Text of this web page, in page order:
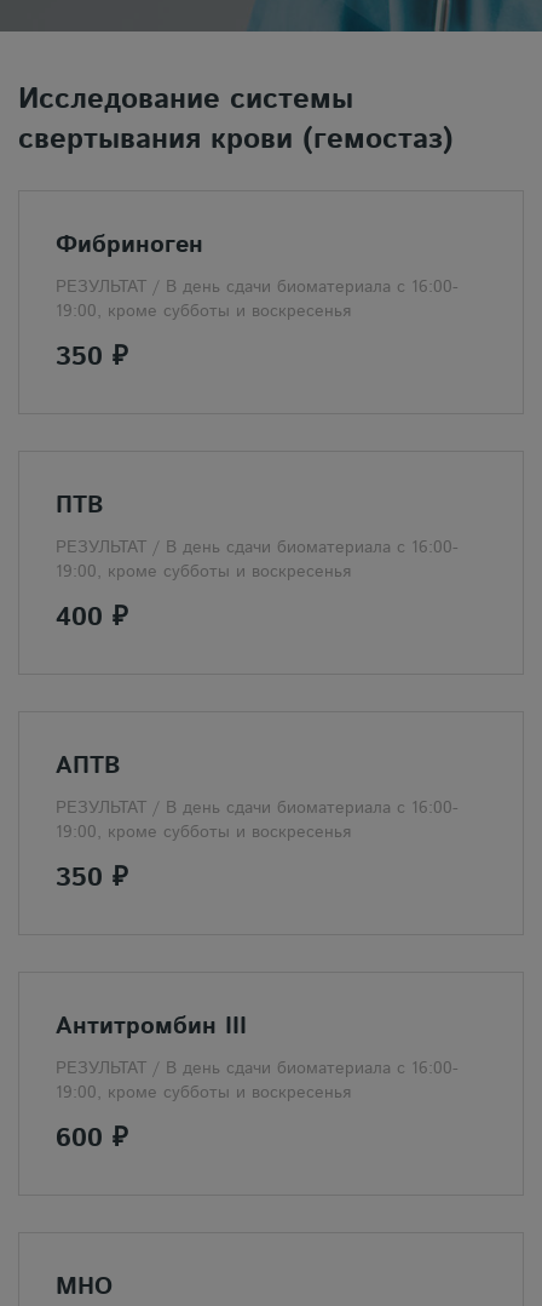
Исследование системы
свертывания крови (гемостаз)
Фибриноген
РЕЗУЛЬТАТ / В день сдачи биоматериала с 16:00-
19:00, кроме субботы и воскресенья
350 ₽
ПТВ
РЕЗУЛЬТАТ / В день сдачи биоматериала с 16:00-
19:00, кроме субботы и воскресенья
400 ₽
АПТВ
РЕЗУЛЬТАТ / В день сдачи биоматериала с 16:00-
19:00, кроме субботы и воскресенья
350 ₽
Антитромбин III
РЕЗУЛЬТАТ / В день сдачи биоматериала с 16:00-
19:00, кроме субботы и воскресенья
600 ₽
МНО